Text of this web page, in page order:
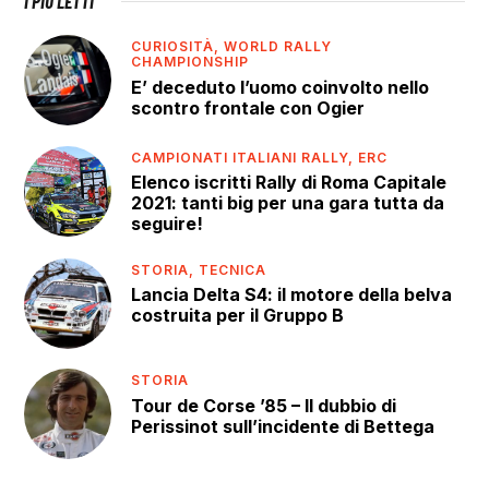
CURIOSITÀ,WORLD RALLY
CHAMPIONSHIP
E’ deceduto l’uomo coinvolto nello
scontro frontale con Ogier
CAMPIONATI ITALIANI RALLY, ERC
Elenco iscritti Rally di Roma Capitale
2021: tanti big per una gara tutta da
seguire!
STORIA, TECNICA
Lancia Delta S4: il motore della belva
costruita per il Gruppo B
STORIA
Tour de Corse ’85 – Il dubbio di
Perissinot sull’incidente di Bettega